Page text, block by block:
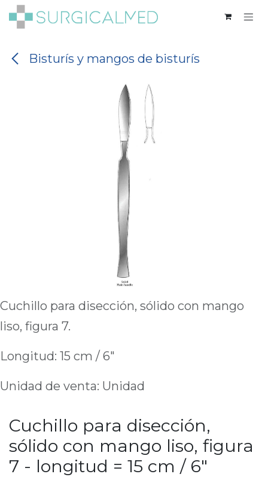
Ir al contenido
Bisturís y mangos de bisturís
Cuchillo para disección, sólido con mango
liso, figura 7.
Longitud: 15 cm / 6"
Unidad de venta: Unidad
Cuchillo para disección,
sólido con mango liso, figura
7 - longitud = 15 cm / 6"